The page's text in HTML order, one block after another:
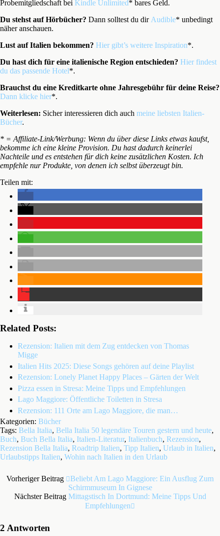
Probemitgliedschaft bei Kindle Unlimited* bares Geld.
Du stehst auf Hörbücher? Dann solltest du dirAudible* unbedingt
näher anschauen.
Lust auf Italien bekommen? Hier gibt’s weitere Inspiration*.
Du hast dich für eine italienische Region entschieden? Hier findest
du das passende Hotel*.
Brauchst du eine Kreditkarte ohne Jahresgebühr für deine Reise?
Dann klicke hier*.
Weiterlesen: Sicher interessieren dich auch meine liebsten Italien-
Bücher.
* = Affiliate-Link/Werbung: Wenn du über diese Links etwas kaufst,
bekomme ich eine kleine Provision. Du hast dadurch keinerlei
Nachteile und es entstehen für dich keine zusätzlichen Kosten. Ich
empfehle nur Produkte, von denen ich selbst überzeugt bin.
Teilen mit:
Related Posts:
Rezension: Italien mit dem Zug entdecken von Thomas
Migge
Italien Hits 2025: Diese Songs gehören auf deine Playlist
Rezension: Lonely Planet Happy Places – Gärten der Welt
Pizza essen in Stresa: Meine Tipps und Empfehlungen
Lago Maggiore: Öffentliche Toiletten in Stresa
Rezension: 111 Orte am Lago Maggiore, die man…
Kategorien: Bücher
Tags: Bella Italia, Bella Italia 50 legendäre Touren gestern und heute,
Buch, Buch Bella Italia, Italien-Literatur, Italienbuch, Rezension,
Rezension Bella Italia, Roadtrip Italien, Tipp Italien, Urlaub in Italien,
Urlaubstipps Italien, Wohin nach Italien in den Urlaub
Vorheriger Beitrag
Beliebt Am Lago Maggiore: Ein Ausflug Zum
Schirmmuseum In Gignese
Nächster Beitrag Mittagstisch In Dortmund: Meine Tipps Und
Empfehlungen
2 Antworten